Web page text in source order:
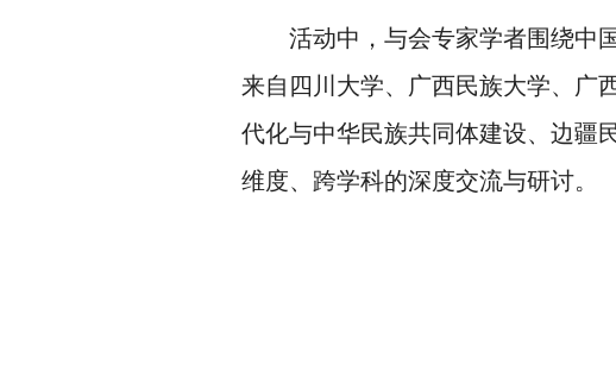
活动中，与会专家学者围绕中
来自四川大学、广西民族大学、广
代化与中华民族共同体建设、边疆
维度、跨学科的深度交流与研讨。